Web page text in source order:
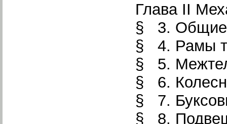
Глава II
§ 3. Общие
§ 4. Рамы
§ 5.
§ 6.
§ 7.
§ 8.